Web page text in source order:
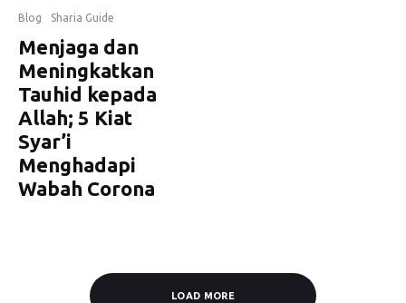
Blog Sharia Guide
Menjaga dan
Meningkatkan
Tauhid kepada
Allah; 5 Kiat
Syar’i
Menghadapi
Wabah Corona
LOAD MORE